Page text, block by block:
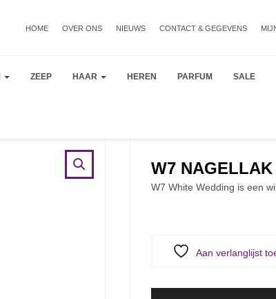
HOME OVER ONS NIEUWS CONTACT & GEGEVENS
ZEEP HAAR HEREN PARFUM SALE
W7 NAGELLAK
W7 White Wedding is een
Aan verlanglijst